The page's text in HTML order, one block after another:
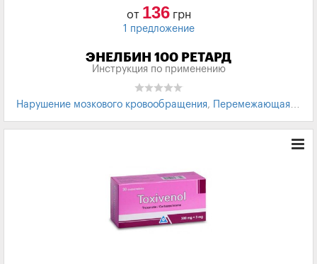
от 136грн
1 предложение
ЭНЕЛБИН 100 РЕТАРД
Инструкция по применению
Нарушение мозкового кровообращения,
Перемежающаяся